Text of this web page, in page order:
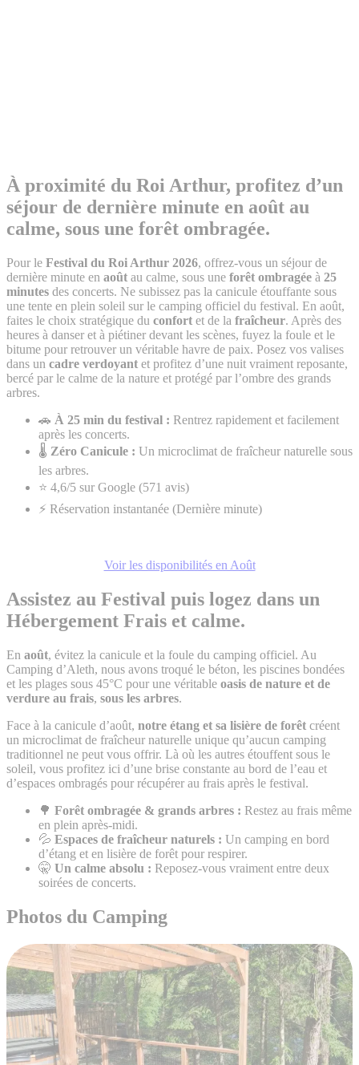
À proximité du Roi Arthur, profitez d’un
séjour de dernière minute en août au
calme, sous une forêt ombragée.
Pour le Festival du Roi Arthur 2026, offrez-vous un séjour de
dernière minute en août au calme, sous une forêt ombragée à 25
minutes des concerts. Ne subissez pas la canicule étouffante sous
une tente en plein soleil sur le camping officiel du festival. En août,
faites le choix stratégique du confort et de la fraîcheur. Après des
heures à danser et à piétiner devant les scènes, fuyez la foule et le
bitume pour retrouver un véritable havre de paix. Posez vos valises
dans un cadre verdoyant et profitez d’une nuit vraiment reposante,
bercé par le calme de la nature et protégé par l’ombre des grands
arbres.
🚗 À 25 min du festival : Rentrez rapidement et facilement
après les concerts.
🌡️ Zéro Canicule : Un microclimat de fraîcheur naturelle sous
les arbres.
⭐ 4,6/5 sur Google (571 avis)
⚡ Réservation instantanée (Dernière minute)
Voir les disponibilités en Août
Assistez au Festival puis logez dans un
Hébergement Frais et calme.
En août, évitez la canicule et la foule du camping officiel. Au
Camping d’Aleth, nous avons troqué le béton, les piscines bondées
et les plages sous 45°C pour une véritable oasis de nature et de
verdure au frais, sous les arbres.
Face à la canicule d’août, notre étang et sa lisière de forêt créent
un microclimat de fraîcheur naturelle unique qu’aucun camping
traditionnel ne peut vous offrir. Là où les autres étouffent sous le
soleil, vous profitez ici d’une brise constante au bord de l’eau et
d’espaces ombragés pour récupérer au frais après le festival.
🌳 Forêt ombragée & grands arbres : Restez au frais même
en plein après-midi.
💦 Espaces de fraîcheur naturels : Un camping en bord
d’étang et en lisière de forêt pour respirer.
🤫 Un calme absolu : Reposez-vous vraiment entre deux
soirées de concerts.
Photos du Camping